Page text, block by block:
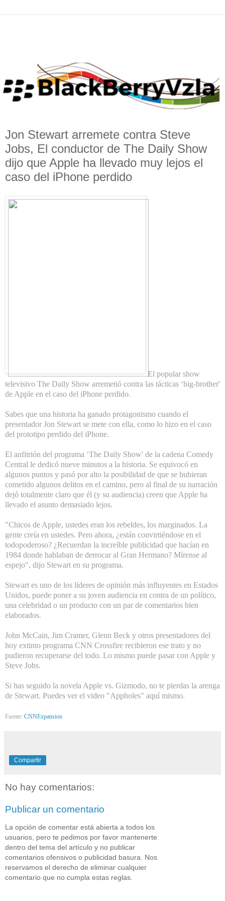
Jon Stewart arremete contra Steve
Jobs, El conductor de The Daily Show
dijo que Apple ha llevado muy lejos el
caso del iPhone perdido
El popular show
televisivo The Daily Show arremetió contra las tácticas ‘big-brother'
de Apple en el caso del iPhone perdido.
Sabes que una historia ha ganado protagonismo cuando el
presentador Jon Stewart se mete con ella, como lo hizo en el caso
del prototipo perdido del iPhone.
El anfitrión del programa ‘The Daily Show' de la cadena Comedy
Central le dedicó nueve minutos a la historia. Se equivocó en
algunos puntos y pasó por alto la posibilidad de que se hubieran
cometido algunos delitos en el camino, pero al final de su narración
dejó totalmente claro que él (y su audiencia) creen que Apple ha
llevado el asunto demasiado lejos.
"Chicos de Apple, ustedes eran los rebeldes, los marginados. La
gente creía en ustedes. Pero ahora, ¿están convirtiéndose en el
todopoderoso? ¿Recuerdan la increíble publicidad que hacían en
1984 donde hablaban de derrocar al Gran Hermano? Mírense al
espejo", dijo Stewart en su programa.
Stewart es uno de los líderes de opinión más influyentes en Estados
Unidos, puede poner a su joven audiencia en contra de un político,
una celebridad o un producto con un par de comentarios bien
elaborados.
John McCain, Jim Cramer, Glenn Beck y otros presentadores del
hoy extinto programa CNN Crossfire recibieron ese trato y no
pudieron recuperarse del todo. Lo mismo puede pasar con Apple y
Steve Jobs.
Si has seguido la novela Apple vs. Gizmodo, no te pierdas la arenga
de Stewart. Puedes ver el video "Appholes" aquí mismo.
Fuente: CNNExpansion
Compartir
No hay comentarios:
Publicar un comentario
La opción de comentar está abierta a todos los
usuarios, pero te pedimos por favor mantenerte
dentro del tema del artículo y no publicar
comentarios ofensivos o publicidad basura. Nos
reservamos el derecho de eliminar cualquier
comentario que no cumpla estas reglas.